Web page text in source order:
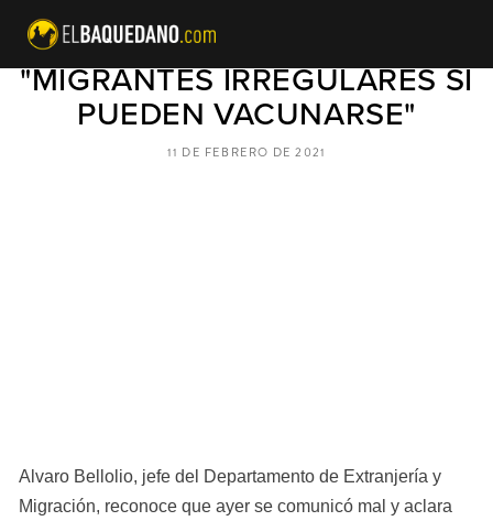
ALVARO BELLOLIO ACLARA:
"MIGRANTES IRREGULARES SÍ
PUEDEN VACUNARSE"
Alvaro Bellolio, jefe del Departamento de Extranjería y
Migración, reconoce que ayer se comunicó mal y aclara
11 DE FEBRERO DE 2021